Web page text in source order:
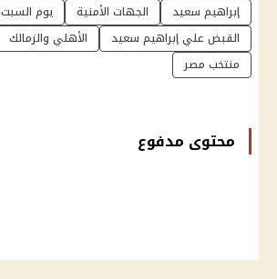
إبراهيم سعيد الجهات الأمنية يوم السبت
القبض علي إبراهيم سعيد
الأهلي والزمالك
منتخب مصر
محتوى مدفوع